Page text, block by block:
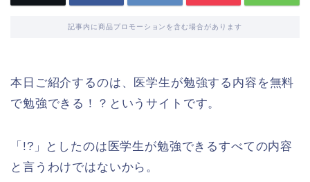
記事内に商品プロモーションを含む場合があります
本日ご紹介するのは、医学生が勉強する内容を無料
で勉強できる！？というサイトです。
「!?」としたのは医学生が勉強できるすべての内容
と言うわけではないから。